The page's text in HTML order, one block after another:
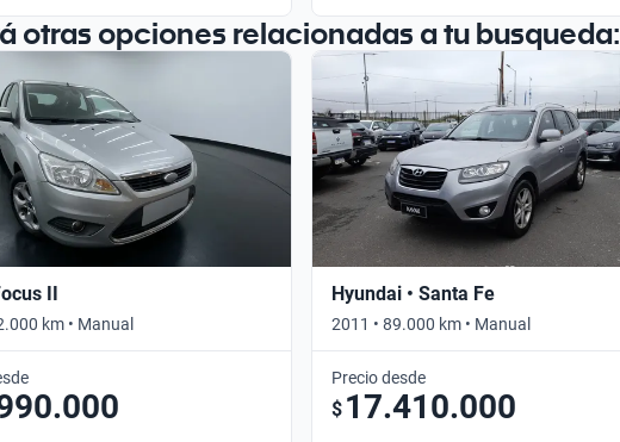
otras opciones relacionadas a tu busqueda:
II
km • Manual
Hyundai • Santa Fe
2011 • 89.000 km • Manual
Precio desde
$ 17.410.000